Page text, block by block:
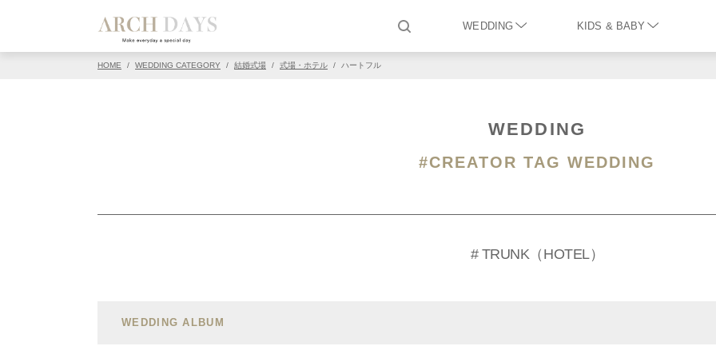
WEDDING KIDS & BABY
HOME / WEDDING CATEGORY / 結婚式場 / 式場・ホテル / ハートフル
WEDDING
#CREATOR TAG WEDDING
# TRUNK（HOTEL）
WEDDING ALBUM